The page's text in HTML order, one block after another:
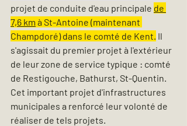
projet de conduite d'eau principale de
7,6 km à St-Antoine (maintenant
Champdoré) dans le comté de Kent. Il
s'agissait du premier projet à l'extérieur
de leur zone de service typique : comté
de Restigouche, Bathurst, St-Quentin.
Cet important projet d'infrastructures
municipales a renforcé leur volonté de
réaliser de tels projets.